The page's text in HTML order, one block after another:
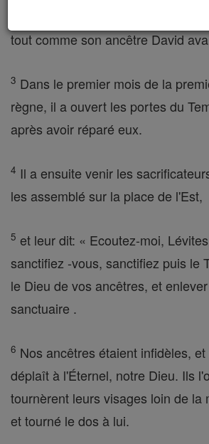
Il a fait ce que l'Eternel
tout comme son ancêtre David
3 Dans le premier mois de la
règne, il a ouvert les portes du
après avoir réparé eux.
4 Il a ensuite venir les
les assemblé sur la place de l'Est,
5 et leur dit: « Ecoutez-moi,
sanctifiez -vous, sanctifiez puis le
le Dieu de vos ancêtres, et
sanctuaire .
6 Nos ancêtres étaient infidèles,
déplaît à l'Éternel, notre Dieu. Ils
tournèrent leurs visages loin de la
et tourné le dos à lui.